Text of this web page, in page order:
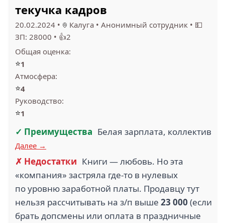
текучка кадров
20.02.2024 • Калуга • Анонимный сотрудник • 💵
ЗП: 28000 • 👍2
Общая оценка:
⭐1
Атмосфера:
⭐4
Руководство:
⭐1
✓ Преимущества Белая зарплата, коллектив
Далее →
✗ Недостатки Книги — любовь. Но эта
«компания» застряла где-то в нулевых
по уровню заработной платы. Продавцу тут
нельзя рассчитывать на з/п выше 23 000 (если
брать допсмены или оплата в праздничные